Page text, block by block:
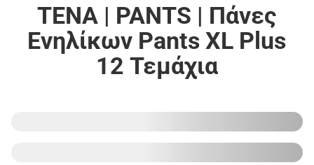
TENA | PANTS | Πάνες
Ενηλίκων Pants XL Plus
12 Τεμάχια